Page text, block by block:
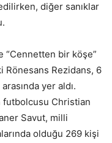
diğer sanıklar
“Cennetten bir köşe”
Rönesans Rezidans, 6
yer aldı.
futbolcusu Christian
Savut, milli
olduğu 269 kişi